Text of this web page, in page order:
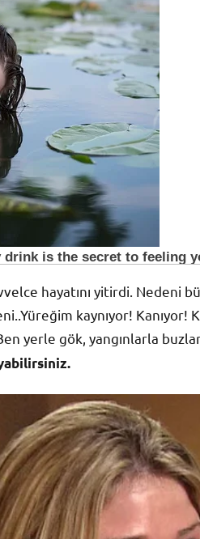
hayatını yitirdi. Nedeni
kaynıyor!
yerle gök, yangınlarla